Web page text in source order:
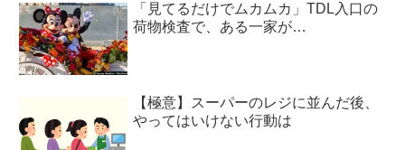
「見てるだけでムカムカ」TDL入口の
荷物検査で、ある一家が…
【極意】スーパーのレジに並んだ後、
やってはいけない行動は